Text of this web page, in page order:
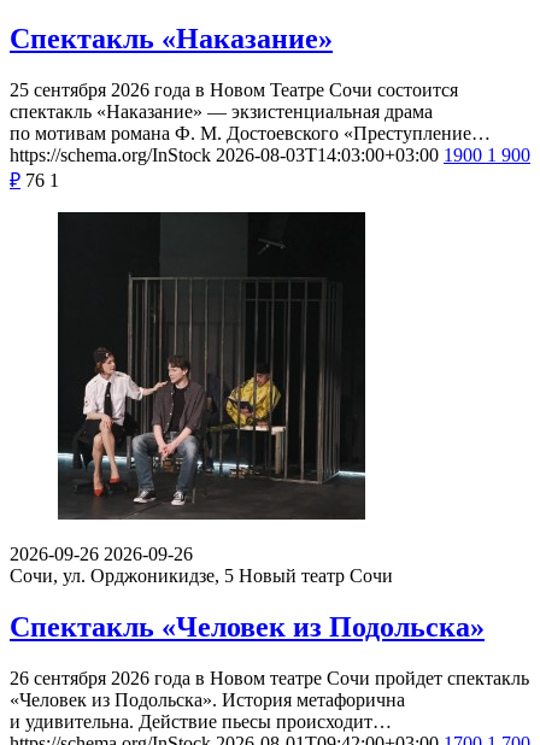
Спектакль «Наказание»
25 сентября 2026 года в Новом Театре Сочи состоится
спектакль «Наказание» — экзистенциальная драма
по мотивам романа Ф. М. Достоевского «Преступление…
https://schema.org/InStock 2026-08-03T14:03:00+03:00 1900 1 900
₽ 76 1
2026-09-26 2026-09-26
Сочи, ул. Орджоникидзе, 5 Новый театр Сочи
Спектакль «Человек из Подольска»
26 сентября 2026 года в Новом театре Сочи пройдет спектакль
«Человек из Подольска». История метафорична
и удивительна. Действие пьесы происходит…